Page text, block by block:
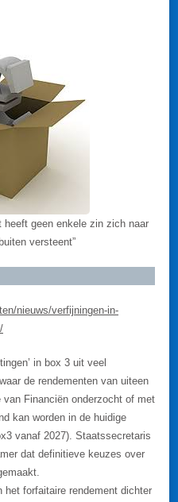
heeft geen enkele zin zich naar
versteent”
nieuws/verfijningen-in-
in box 3 uit veel
de rendementen van uiteen
Financiën onderzocht of met
kan worden in de huidige
vanaf 2027). Staatssecretaris
dat definitieve keuzes over
het forfaitaire rendement dichter